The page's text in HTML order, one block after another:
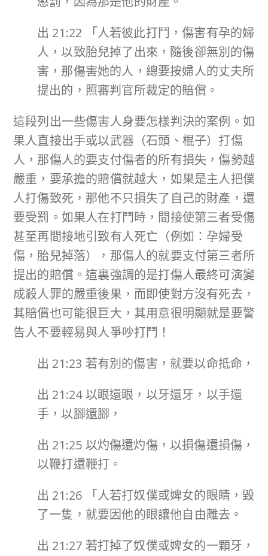
出 21:22 「人若彼此打鬥，傷害有孕的婦
人，以致胎兒掉了出來，隨後卻無別的傷
害，那傷害她的人，總要按婦人的丈夫所
提出的，照審判官所裁定的賠償。
這段列出一些傷害人身要怎樣判決的案例。如
果人直接出手或以武器（石頭、棍子）打傷
人，那傷人的要支付傷者的所有損失，傷勢越
嚴重，要承擔的賠償就越大，如果是主人把僕
人打傷致死，那他不只損失了自己的財產，還
要受罰。如果人在打鬥時，間接使第三者受傷
甚至再間接地引致有人死亡（例如：孕婦受
傷，胎兒掉落），那傷人的就要支付第三者所
提出的賠償。這裏強調的是打傷人最終可演變
成殺人罪的嚴重後果，而即使對方沒有死去，
其賠償也可能很巨大，其用意很明顯就是要警
告人不要輕易與人爭吵打鬥！
出 21:23 若有別的傷害，就要以命抵命，
出 21:24 以眼還眼，以牙還牙，以手還
手，以腳還腳，
出 21:25 以灼傷還灼傷，以損傷還損傷，
以鞭打還鞭打。
出 21:26 「人若打奴僕或婢女的眼睛，毀
了一隻，就要因他的眼讓他自由離去。
出 21:27 若打掉了奴僕或婢女的一顆牙，